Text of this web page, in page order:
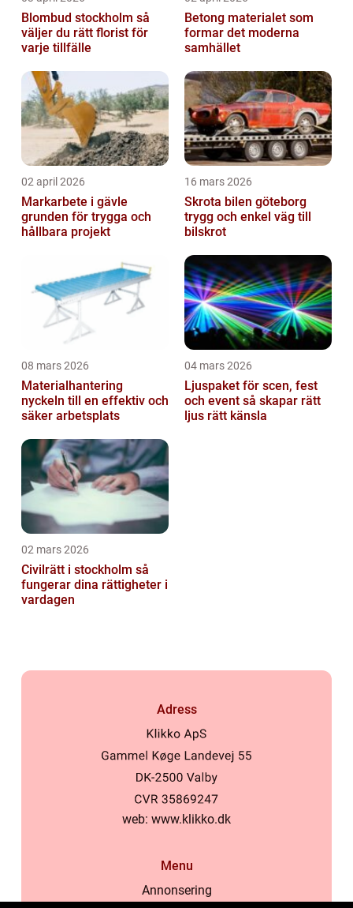
Blombud stockholm så
väljer du rätt florist för
varje tillfälle
Betong materialet som
formar det moderna
samhället
02 april 2026
Markarbete i gävle
grunden för trygga och
hållbara projekt
16 mars 2026
Skrota bilen göteborg
trygg och enkel väg till
bilskrot
08 mars 2026
Materialhantering
nyckeln till en effektiv och
säker arbetsplats
04 mars 2026
Ljuspaket för scen, fest
och event så skapar rätt
ljus rätt känsla
02 mars 2026
Civilrätt i stockholm så
fungerar dina rättigheter i
vardagen
Adress
web: www.klikko.dk
Menu
Annonsering